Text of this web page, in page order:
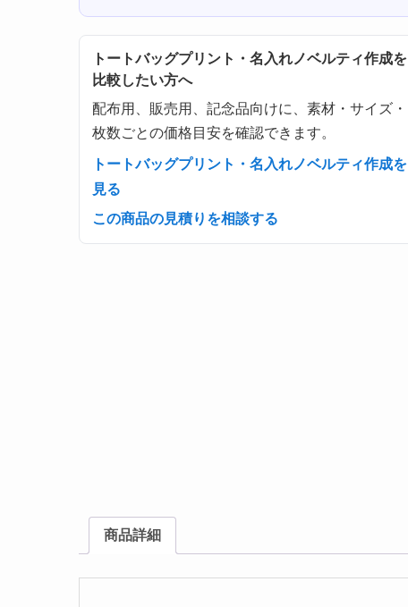
トートバッグプリント・名入れノベルティ作成を
比較したい方へ
配布用、販売用、記念品向けに、素材・サイズ・
枚数ごとの価格目安を確認できます。
トートバッグプリント・名入れノベルティ作成を
見る
この商品の見積りを相談する
商品詳細